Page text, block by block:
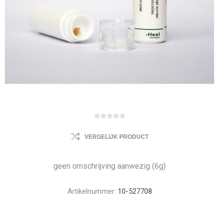
VERGELIJK PRODUCT
geen omschrijving aanwezig (6g)
Artikelnummer: 10-527708